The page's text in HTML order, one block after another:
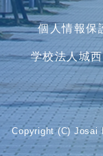
個人情報保
学校法人城
Copyright (C) Josai